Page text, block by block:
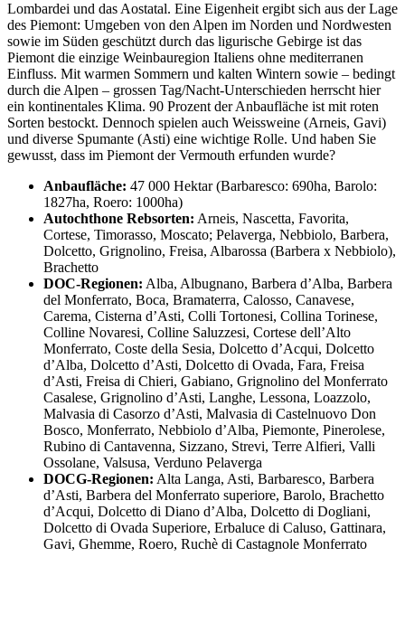
Lombardei und das Aostatal. Eine Eigenheit ergibt sich aus der Lage
des Piemont: Umgeben von den Alpen im Norden und Nordwesten
sowie im Süden geschützt durch das ligurische Gebirge ist das
Piemont die einzige Weinbauregion Italiens ohne mediterranen
Einfluss. Mit warmen Sommern und kalten Wintern sowie – bedingt
durch die Alpen – grossen Tag/Nacht-Unterschieden herrscht hier
ein kontinentales Klima. 90 Prozent der Anbaufläche ist mit roten
Sorten bestockt. Dennoch spielen auch Weissweine (Arneis, Gavi)
und diverse Spumante (Asti) eine wichtige Rolle. Und haben Sie
gewusst, dass im Piemont der Vermouth erfunden wurde?
Anbaufläche: 47 000 Hektar (Barbaresco: 690ha, Barolo:
1827ha, Roero: 1000ha)
Autochthone Rebsorten: Arneis, Nascetta, Favorita,
Cortese, Timorasso, Moscato; Pelaverga, Nebbiolo, Barbera,
Dolcetto, Grignolino, Freisa, Albarossa (Barbera x Nebbiolo),
Brachetto
DOC-Regionen: Alba, Albugnano, Barbera d’Alba, Barbera
del Monferrato, Boca, Bramaterra, Calosso, Canavese,
Carema, Cisterna d’Asti, Colli Tortonesi, Collina Torinese,
Colline Novaresi, Colline Saluzzesi, Cortese dell’Alto
Monferrato, Coste della Sesia, Dolcetto d’Acqui, Dolcetto
d’Alba, Dolcetto d’Asti, Dolcetto di Ovada, Fara, Freisa
d’Asti, Freisa di Chieri, Gabiano, Grignolino del Monferrato
Casalese, Grignolino d’Asti, Langhe, Lessona, Loazzolo,
Malvasia di Casorzo d’Asti, Malvasia di Castelnuovo Don
Bosco, Monferrato, Nebbiolo d’Alba, Piemonte, Pinerolese,
Rubino di Cantavenna, Sizzano, Strevi, Terre Alfieri, Valli
Ossolane, Valsusa, Verduno Pelaverga
DOCG-Regionen: Alta Langa, Asti, Barbaresco, Barbera
d’Asti, Barbera del Monferrato superiore, Barolo, Brachetto
d’Acqui, Dolcetto di Diano d’Alba, Dolcetto di Dogliani,
Dolcetto di Ovada Superiore, Erbaluce di Caluso, Gattinara,
Gavi, Ghemme, Roero, Ruchè di Castagnole Monferrato